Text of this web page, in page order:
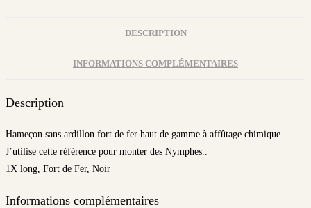
DESCRIPTION
INFORMATIONS COMPLÉMENTAIRES
Description
Hameçon sans ardillon fort de fer haut de gamme à affûtage chimique.
J’utilise cette référence pour monter des Nymphes..
1X long, Fort de Fer, Noir
Informations complémentaires